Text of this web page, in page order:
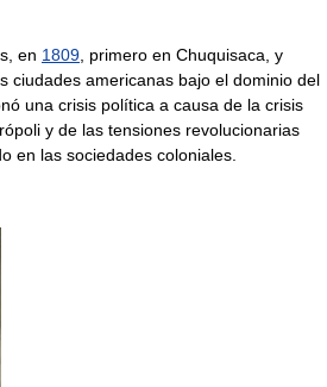
en 1809 , primero en Chuquisaca, y
ciudades americanas bajo el dominio del
una crisis política a causa de la crisis
y de las tensiones revolucionarias
en las sociedades coloniales.